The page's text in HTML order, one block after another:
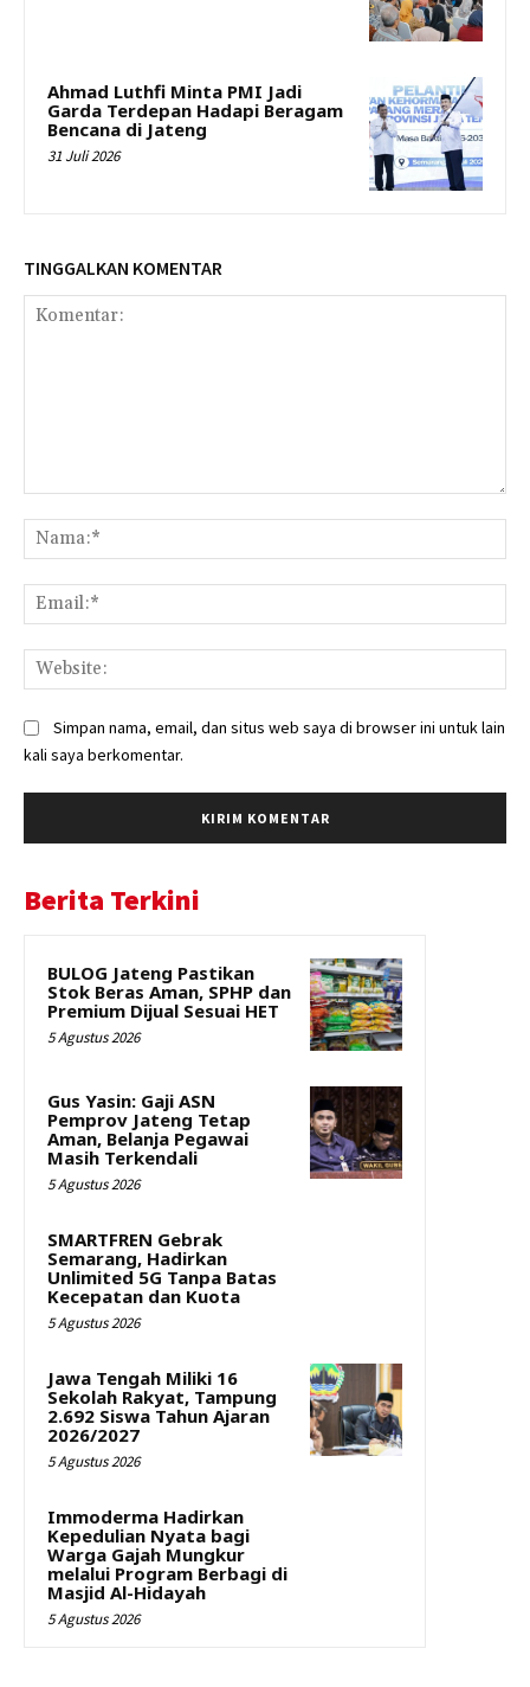
Ahmad Luthfi Minta PMI Jadi
Garda Terdepan Hadapi Beragam
Bencana di Jateng
31 Juli 2026
TINGGALKAN KOMENTAR
Simpan nama, email, dan situs web saya di browser ini untuk lain
kali saya berkomentar.
Berita Terkini
BULOG Jateng Pastikan
Stok Beras Aman, SPHP dan
Premium Dijual Sesuai HET
5 Agustus 2026
Gus Yasin: Gaji ASN
Pemprov Jateng Tetap
Aman, Belanja Pegawai
Masih Terkendali
5 Agustus 2026
SMARTFREN Gebrak
Semarang, Hadirkan
Unlimited 5G Tanpa Batas
Kecepatan dan Kuota
5 Agustus 2026
Jawa Tengah Miliki 16
Sekolah Rakyat, Tampung
2.692 Siswa Tahun Ajaran
2026/2027
5 Agustus 2026
Immoderma Hadirkan
Kepedulian Nyata bagi
Warga Gajah Mungkur
melalui Program Berbagi di
Masjid Al-Hidayah
5 Agustus 2026